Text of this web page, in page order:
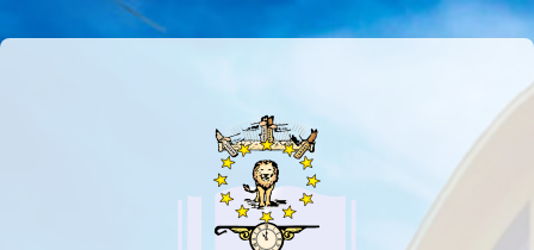
Passer au contenu principal
Connexion à